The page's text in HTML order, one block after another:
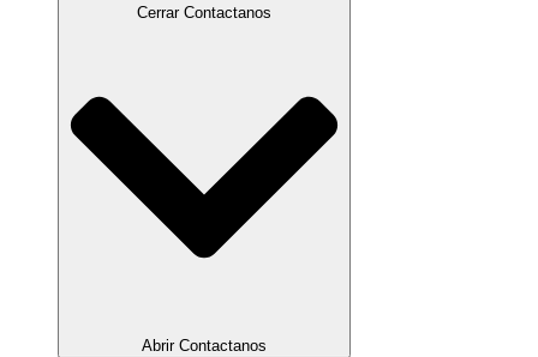
Cerrar Contactanos
Abrir Contactanos